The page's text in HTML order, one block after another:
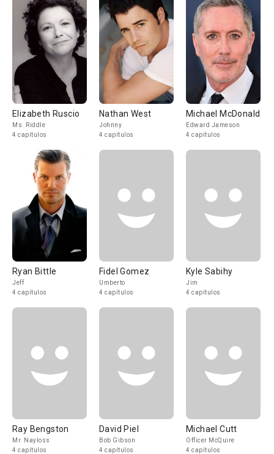
Elizabeth Ruscio
Ms. Riddle
4 capítulos
Nathan West
Johnny
4 capítulos
Michael McDonald
Edward Jameson
4 capítulos
Ryan Bittle
Jeff
4 capítulos
Fidel Gomez
Umberto
4 capítulos
Kyle Sabihy
Jim
4 capítulos
Ray Bengston
Mr. Nayloss
4 capítulos
David Piel
Bob Gibson
4 capítulos
Michael Cutt
Officer McQuire
4 capítulos